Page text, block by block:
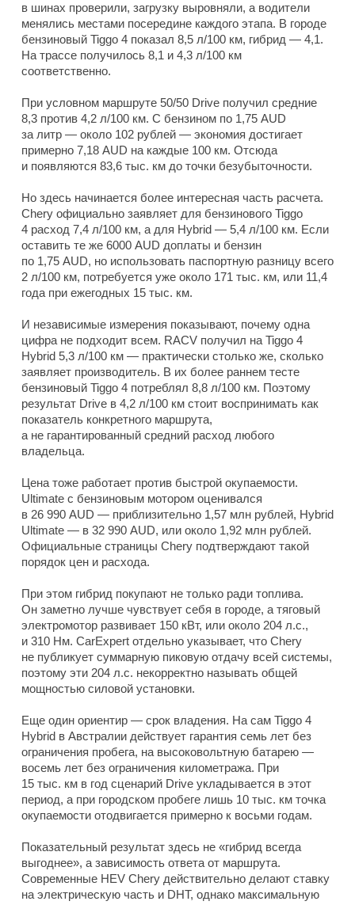
в шинах проверили, загрузку выровняли, а водители
менялись местами посередине каждого этапа. В городе
бензиновый Tiggo 4 показал 8,5 л/100 км, гибрид — 4,1.
На трассе получилось 8,1 и 4,3 л/100 км
соответственно.
При условном маршруте 50/50 Drive получил средние
8,3 против 4,2 л/100 км. С бензином по 1,75 AUD
за литр — около 102 рублей — экономия достигает
примерно 7,18 AUD на каждые 100 км. Отсюда
и появляются 83,6 тыс. км до точки безубыточности.
Но здесь начинается более интересная часть расчета.
Chery официально заявляет для бензинового Tiggo
4 расход 7,4 л/100 км, а для Hybrid — 5,4 л/100 км. Если
оставить те же 6000 AUD доплаты и бензин
по 1,75 AUD, но использовать паспортную разницу всего
2 л/100 км, потребуется уже около 171 тыс. км, или 11,4
года при ежегодных 15 тыс. км.
И независимые измерения показывают, почему одна
цифра не подходит всем. RACV получил на Tiggo 4
Hybrid 5,3 л/100 км — практически столько же, сколько
заявляет производитель. В их более раннем тесте
бензиновый Tiggo 4 потреблял 8,8 л/100 км. Поэтому
результат Drive в 4,2 л/100 км стоит воспринимать как
показатель конкретного маршрута,
а не гарантированный средний расход любого
владельца.
Цена тоже работает против быстрой окупаемости.
Ultimate с бензиновым мотором оценивался
в 26 990 AUD — приблизительно 1,57 млн рублей, Hybrid
Ultimate — в 32 990 AUD, или около 1,92 млн рублей.
Официальные страницы Chery подтверждают такой
порядок цен и расхода.
При этом гибрид покупают не только ради топлива.
Он заметно лучше чувствует себя в городе, а тяговый
электромотор развивает 150 кВт, или около 204 л.с.,
и 310 Нм. CarExpert отдельно указывает, что Chery
не публикует суммарную пиковую отдачу всей системы,
поэтому эти 204 л.с. некорректно называть общей
мощностью силовой установки.
Еще один ориентир — срок владения. На сам Tiggo 4
Hybrid в Австралии действует гарантия семь лет без
ограничения пробега, на высоковольтную батарею —
восемь лет без ограничения километража. При
15 тыс. км в год сценарий Drive укладывается в этот
период, а при городском пробеге лишь 10 тыс. км точка
окупаемости отодвигается примерно к восьми годам.
Показательный результат здесь не «гибрид всегда
выгоднее», а зависимость ответа от маршрута.
Современные HEV Chery действительно делают ставку
на электрическую часть и DHT, однако максимальную